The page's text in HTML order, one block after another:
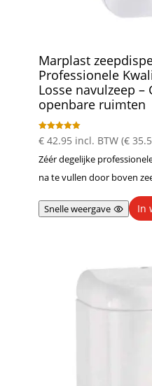
Marplast
Professionele
Losse navulzeep –
openbare ruimten
Gewaardeer
d
uit 5
€42.95 incl. BTW (€
Zéér degelijke
na te vullen door boven
Snelle weergave In